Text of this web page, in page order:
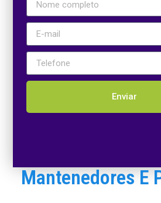
Enviar
Mantenedores E